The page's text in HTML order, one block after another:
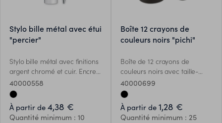
stylo bille métal avec étui
"percier"
Stylo bille métal avec finitions
argent chromé et cuir. Encre
noire.
40000558
À partir de 4,38 €
Quantité minimum : 10
boîte 12 crayons de
couleurs noirs "pichi"
Boîte de 12 crayons de
couleurs noirs avec taille-
crayons. Matériel: carton et
plastique. Dimensions:
Ø3,6x10,5 cm
40000699
À partir de 1,28 €
Quantité minimum : 25